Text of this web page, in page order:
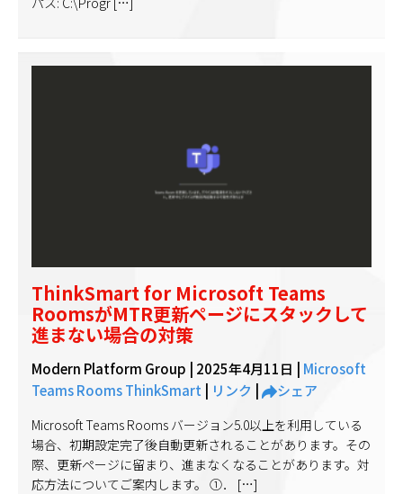
ThinkSmart for Microsoft Teams
RoomsがMTR更新ページにスタックして
進まない場合の対策
Modern Platform Group | 2025年4月11日
Microsoft
Teams RoomsThinkSmart リンク シェア
Microsoft Teams Rooms バージョン5.0以上を利用している
場合、初期設定完了後自動更新されることがあります。その
際、更新ページに留まり、進まなくなることがあります。対
応方法についてご案内します。 ①． […]